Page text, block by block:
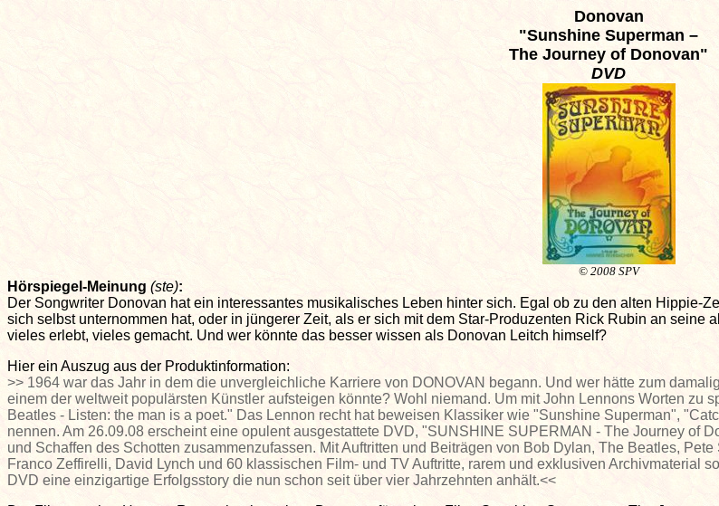
Donovan
"Sunshine Superman –
The Journey of Donovan"
DVD
© 2008 SPV
Hörspiegel-Meinung (ste):
Der Songwriter Donovan hat ein interessantes musikalisches Leben hinter sich. Egal ob zu den alten Hippie-
sich selbst unternommen hat, oder in jüngerer Zeit, als er sich mit dem Star-Produzenten Rick Rubin an seine
vieles erlebt, vieles gemacht. Und wer könnte das besser wissen als Donovan Leitch himself?
Hier ein Auszug aus der Produktinformation:
>> 1964 war das Jahr in dem die unvergleichliche Karriere von DONOVAN begann. Und wer hätte zum
einem der weltweit populärsten Künstler aufsteigen könnte? Wohl niemand. Um mit John Lennons Worten zu
Beatles - Listen: the man is a poet." Das Lennon recht hat beweisen Klassiker wie "Sunshine Superman",
nennen. Am 26.09.08 erscheint eine opulent ausgestattete DVD, "SUNSHINE SUPERMAN - The Journey of
und Schaffen des Schotten zusammenzufassen. Mit Auftritten und Beiträgen von Bob Dylan, The Beatles,
Franco Zeffirelli, David Lynch und 60 klassischen Film- und TV Auftritte, rarem und exklusiven Archivmaterial
DVD eine einzigartige Erfolgsstory die nun schon seit über vier Jahrzehnten anhält.<<